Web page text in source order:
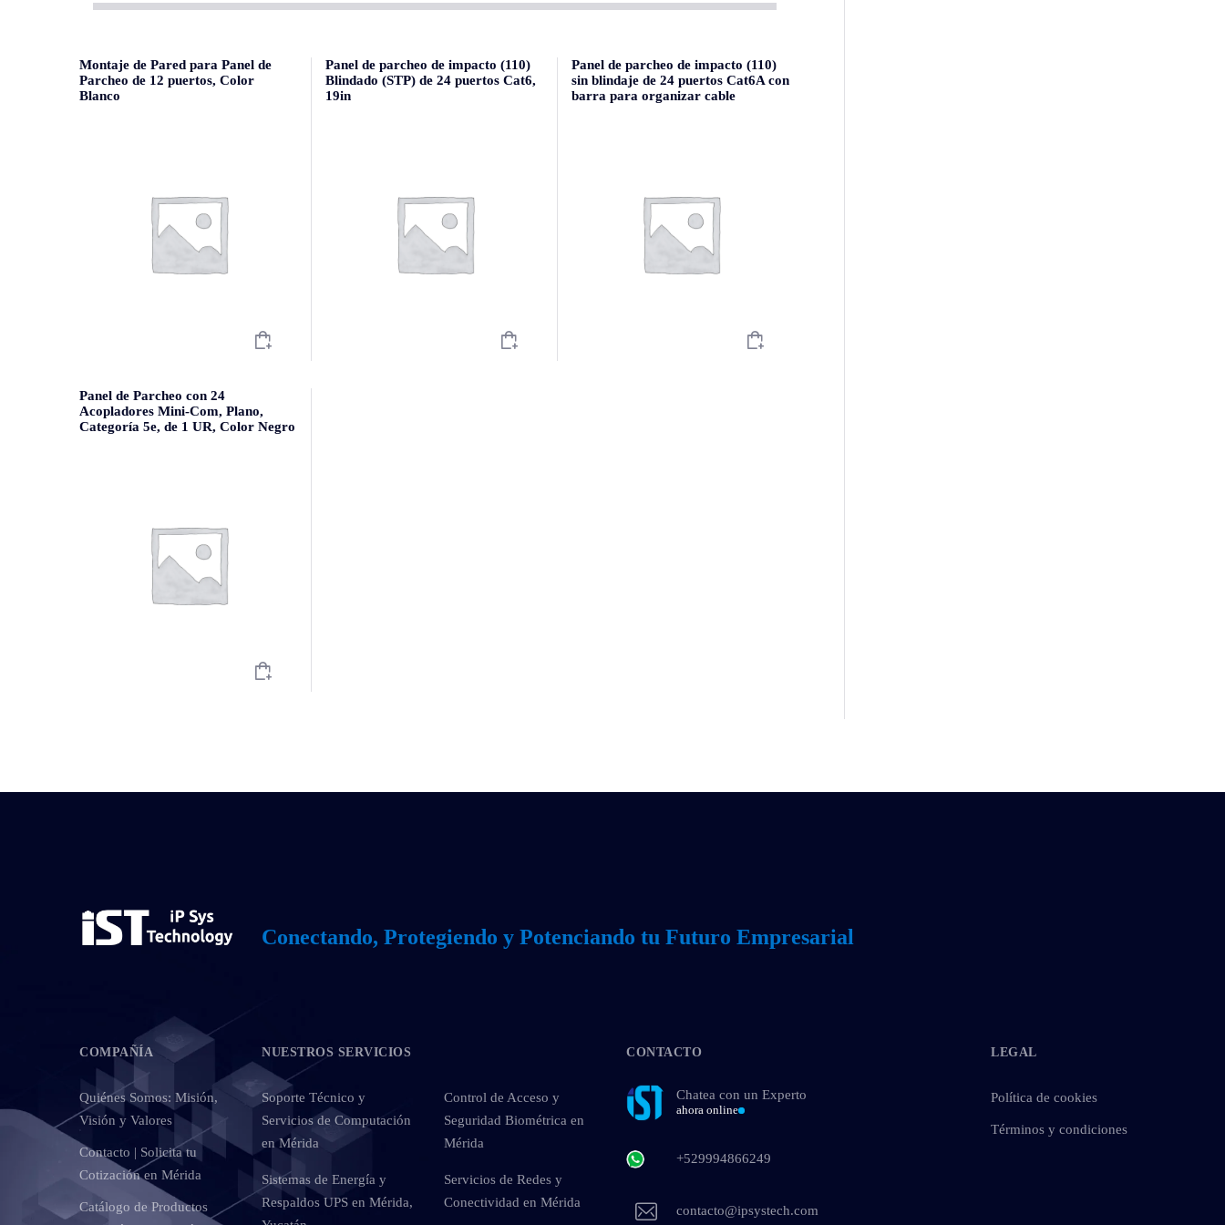
Montaje de Pared para Panel de
Parcheo de 12 puertos, Color
Blanco
Panel de parcheo de impacto (110)
Blindado (STP) de 24 puertos Cat6,
19in
Panel de parcheo de impacto (110)
sin blindaje de 24 puertos Cat6A con
barra para organizar cable
Panel de Parcheo con 24
Acopladores Mini-Com, Plano,
Categoría 5e, de 1 UR, Color Negro
Conectando, Protegiendo y Potenciando tu Futuro Empresarial
COMPAÑÍA
Quiénes Somos: Misión,
Visión y Valores
Contacto | Solicita tu
Cotización en Mérida
Catálogo de Productos
NUESTROS SERVICIOS
Soporte Técnico y
Servicios de Computación
en Mérida
Control de Acceso y
Seguridad Biométrica en
Mérida
Sistemas de Energía y
Respaldos UPS en Mérida,
Servicios de Redes y
Conectividad en Mérida
CONTACTO
Chatea con un Experto
ahora online
+529994866249
contacto@ipsystech.com
LEGAL
Política de cookies
Términos y condiciones